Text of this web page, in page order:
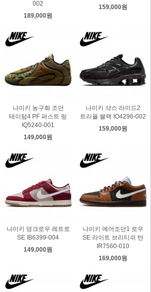
002
189,000원
159,000원
나이키 농구화 조던
테이텀4 PF 퍼스트 링
IQ5240-001
149,000원
나이키 샥스 라이드2
트리플 블랙 IO4296-002
159,000원
나이키 덩크로우 레트로
SE IB6399-004
149,000원
나이키 에어조던1 로우
SE 라이트 브리티쉬 탄
IR7560-010
169,000원